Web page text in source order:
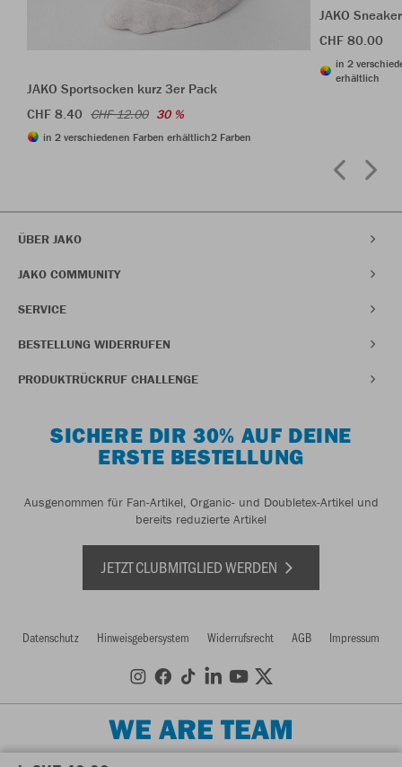
JAKO Sportsocken kurz 3er Pack
CHF 8.40 CHF 12.00 30 %
in 2 verschiedenen Farben erhältlich2 Farben
JAKO
CHF 80.00
in 2
erhältlich
ÜBER JAKO
JAKO COMMUNITY
SERVICE
BESTELLUNG WIDERRUFEN
PRODUKTRÜCKRUF CHALLENGE
SICHERE DIR 30% AUF DEINE
ERSTE BESTELLUNG
Ausgenommen für Fan-Artikel, Organic- und Doubletex-Artikel und
bereits reduzierte Artikel
JETZT CLUBMITGLIED WERDEN
Datenschutz Hinweisgebersystem Widerrufsrecht AGB Impressum
WE ARE TEAM